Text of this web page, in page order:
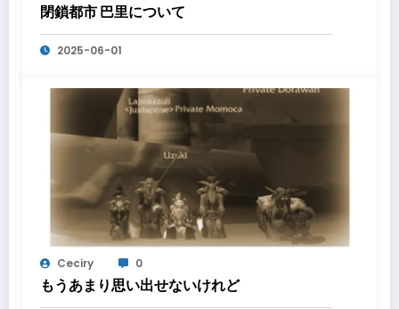
閉鎖都市 巴里について
2025-06-01
Ceciry 0
もうあまり思い出せないけれど